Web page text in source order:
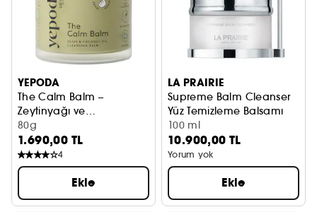
YEPODA
The Calm Balm –
Zeytinyağı ve
Hindistancevizi Yağlı
Temizleyici Balm
80g
1.690,00 TL
4
Ekle
LA PRAIRIE
Supreme Balm Cleanser
Yüz Temizleme Balsamı
100 ml
10.900,00 TL
Yorum yok
Ekle